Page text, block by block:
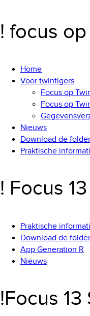
! focus op
Home
Voor twintigers
Focus op
Focus op
Nieuws
Download de
Praktische
! Focus
Praktische
Download de
App Generation R
Nieuws
!Focus